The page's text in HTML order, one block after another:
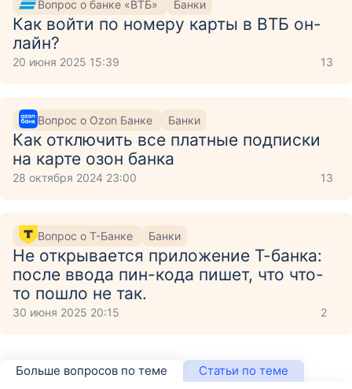
Вопрос о банке «ВТБ» Банки
Как войти по номеру карты в ВТБ он-
лайн?
20 июня 2025 15:39 13
Вопрос о Ozon Банке Банки
Как отключить все платные подписки
на карте озон банка
28 октября 2024 23:00 13
Вопрос о Т-Банке Банки
Не открывается приложение Т-банка:
после ввода пин-кода пишет, что что-
то пошло не так.
30 июня 2025 20:15 2
Больше вопросов по теме Статьи по теме